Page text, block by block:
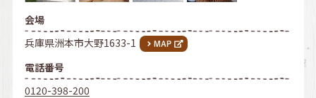
会場
兵庫県洲本市大野1633-1
電話番号
0120-398-200